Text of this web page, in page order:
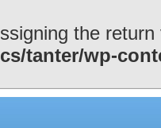
the
tanter/wp-